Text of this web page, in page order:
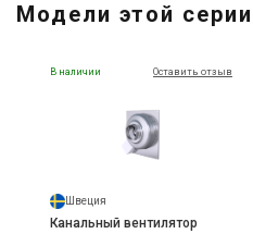
Модели этой серии
В наличии Оставить отзыв
Швеция
Канальный вентилятор